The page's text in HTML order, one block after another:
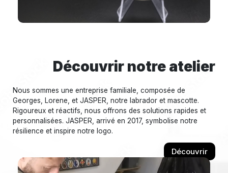
Découvrir notre atelier
Nous sommes une entreprise familiale, composée de
Georges, Lorene, et JASPER, notre labrador et mascotte.
Rigoureux et réactifs, nous offrons des solutions rapides et
personnalisées. JASPER, arrivé en 2017, symbolise notre
résilience et inspire notre logo.
Découvrir